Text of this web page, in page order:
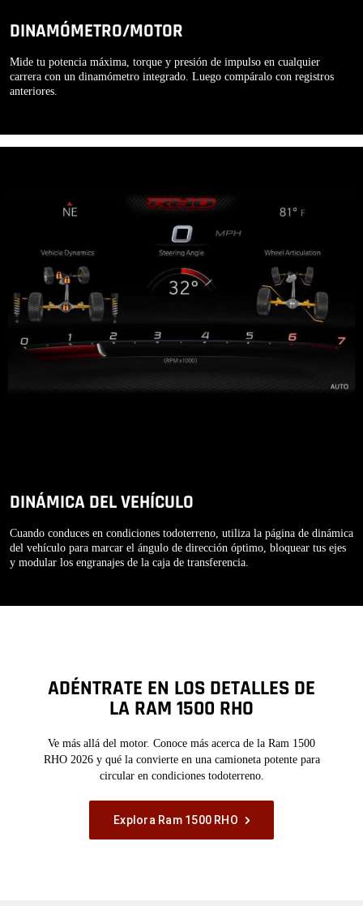
DINAMÓMETRO/MOTOR
Mide tu potencia máxima, torque y presión de impulso en cualquier
carrera con un dinamómetro integrado. Luego compáralo con registros
anteriores.
DINÁMICA DEL VEHÍCULO
Cuando conduces en condiciones todoterreno, utiliza la página de dinámica
del vehículo para marcar el ángulo de dirección óptimo, bloquear tus ejes
y modular los engranajes de la caja de transferencia.
ADÉNTRATE EN LOS DETALLES DE
LA RAM 1500 RHO
Ve más allá del motor. Conoce más acerca de la Ram 1500
RHO 2026 y qué la convierte en una camioneta potente para
circular en condiciones todoterreno.
Explora Ram 1500 RHO